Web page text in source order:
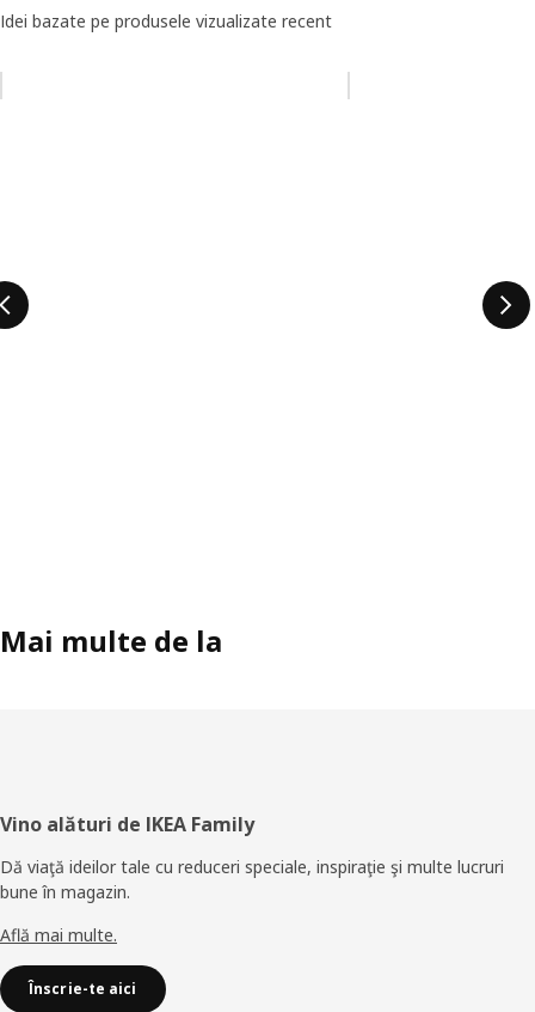
Idei bazate pe produsele vizualizate recent
Mai multe de la
Subsol
Vino alături de IKEA Family
Dă viaţă ideilor tale cu reduceri speciale, inspiraţie şi multe lucruri
bune în magazin.
Află mai multe.
Înscrie-te aici